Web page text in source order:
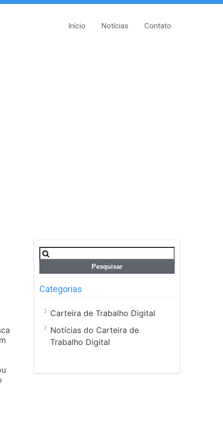
Início Notícias Contato
Pesquisar
por:
Categorias
Carteira de Trabalho Digital
Notícias do Carteira de
Trabalho Digital